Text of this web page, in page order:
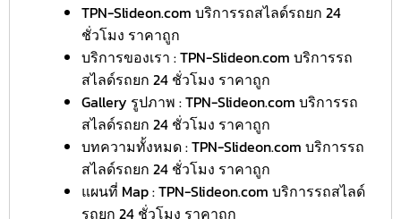
TPN-Slideon.com บริการรถสไลด์รถยก 24
ชั่วโมง ราคาถูก
บริการของเรา : TPN-Slideon.com บริการรถ
สไลด์รถยก 24 ชั่วโมง ราคาถูก
Gallery รูปภาพ : TPN-Slideon.com บริการรถ
สไลด์รถยก 24 ชั่วโมง ราคาถูก
บทความทั้งหมด : TPN-Slideon.com บริการรถ
สไลด์รถยก 24 ชั่วโมง ราคาถูก
แผนที่ Map : TPN-Slideon.com บริการรถสไลด์
รถยก 24 ชั่วโมง ราคาถูก